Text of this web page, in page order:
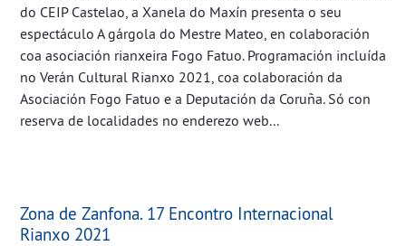
do CEIP Castelao, a Xanela do Maxín presenta o seu
espectáculo A gárgola do Mestre Mateo, en colaboración
coa asociación rianxeira Fogo Fatuo. Programación incluída
no Verán Cultural Rianxo 2021, coa colaboración da
Asociación Fogo Fatuo e a Deputación da Coruña. Só con
reserva de localidades no enderezo web...
Zona de Zanfona. 17 Encontro Internacional
Rianxo 2021